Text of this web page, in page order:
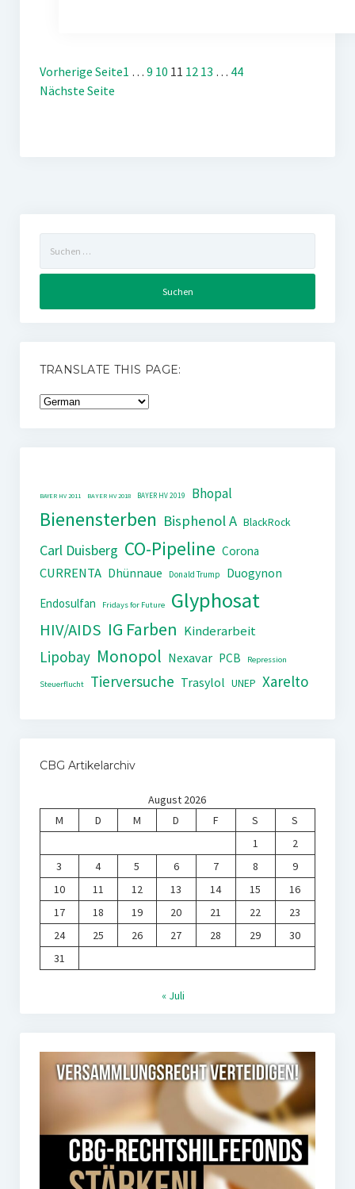
Vorherige Seite1 … 9 10 11 12 13 … 44
Nächste Seite
nach:
TRANSLATE THIS PAGE:
BAYER HV 2011 BAYER HV 2018 BAYER HV 2019 Bhopal
Bienensterben Bisphenol A BlackRock
Carl Duisberg CO-Pipeline Corona
CURRENTA Dhünnaue Donald Trump
Duogynon
Endosulfan
Fridays for Future Glyphosat
HIV/AIDS IG Farben Kinderarbeit
Lipobay Monopol Nexavar PCB Repression
Steuerflucht Tierversuche Trasylol UNEP Xarelto
CBG Artikelarchiv
August 2026
M
D M D F S
S
1
2
3
4 5 6 7 8
9
10
11 12 13 14 15
16
17
18 19 20 21 22
23
24
25 26 27 28 29
30
31
« Juli